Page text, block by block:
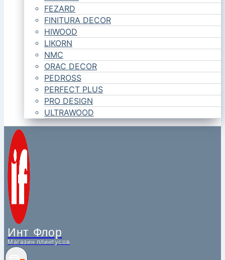
FEZARD
FINITURA DECOR
HIWOOD
LIKORN
NMC
ORAC DECOR
PEDROSS
PERFECT PLUS
PRO DESIGN
ULTRAWOOD
Инт Флор
Магазин плинтусов